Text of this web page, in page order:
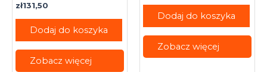
zł131,50
Dodaj do koszyka
Zobacz więcej
Dodaj do koszyka
Zobacz więcej